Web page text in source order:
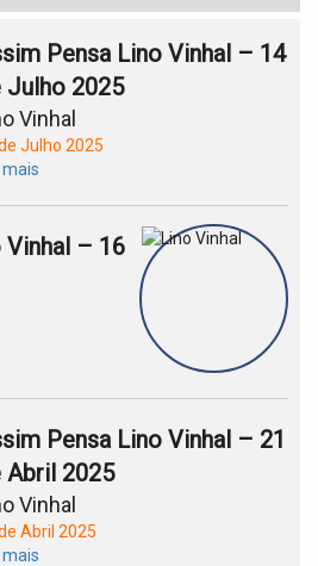
Pensa Lino Vinhal – 14
Julho 2025
Vinhal
Julho 2025
mais
Vinhal – 16
Pensa Lino Vinhal – 21
Abril 2025
Vinhal
Abril 2025
mais